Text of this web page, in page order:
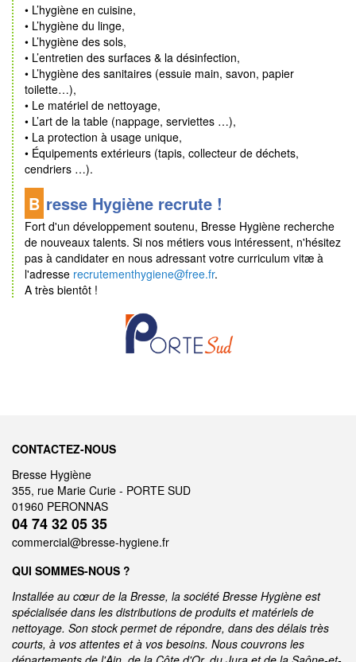
• L’hygiène en cuisine,
• L’hygiène du linge,
• L’hygiène des sols,
• L’entretien des surfaces & la désinfection,
• L’hygiène des sanitaires (essuie main, savon, papier
toilette…),
• Le matériel de nettoyage,
• L’art de la table (nappage, serviettes …),
• La protection à usage unique,
• Équipements extérieurs (tapis, collecteur de déchets,
cendriers …).
Bresse Hygiène recrute !
Fort d'un développement soutenu, Bresse Hygiène recherche
de nouveaux talents. Si nos métiers vous intéressent, n'hésitez
pas à candidater en nous adressant votre curriculum vitæ à
l'adresse recrutementhygiene@free.fr.
A très bientôt !
CONTACTEZ-NOUS
Bresse Hygiène
355, rue Marie Curie - PORTE SUD
01960 PERONNAS
04 74 32 05 35
commercial@bresse-hygiene.fr
QUI SOMMES-NOUS ?
Installée au cœur de la Bresse, la société Bresse Hygiène est
spécialisée dans les distributions de produits et matériels de
nettoyage. Son stock permet de répondre, dans des délais très
courts, à vos attentes et à vos besoins. Nous couvrons les